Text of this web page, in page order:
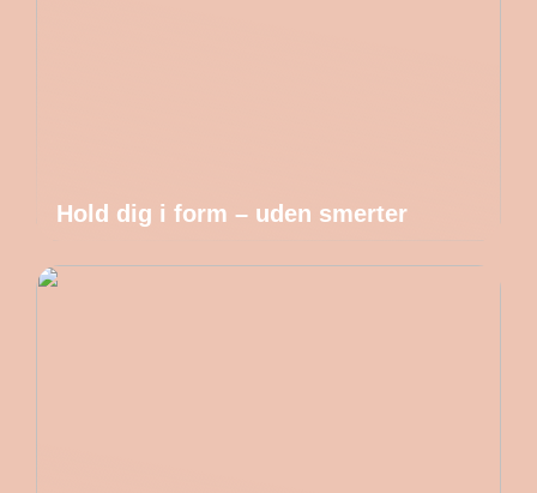
Hold dig i form – uden smerter